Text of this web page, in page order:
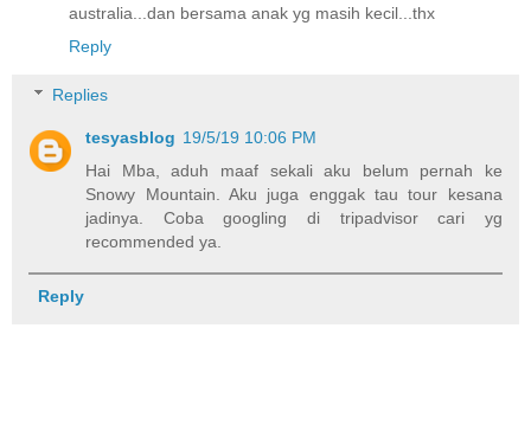
australia...dan bersama anak yg masih kecil...thx
Reply
Replies
tesyasblog 19/5/19 10:06 PM
Hai Mba, aduh maaf sekali aku belum pernah ke
Snowy Mountain. Aku juga enggak tau tour kesana
jadinya. Coba googling di tripadvisor cari yg
recommended ya.
Reply